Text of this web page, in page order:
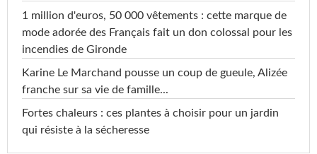
1 million d'euros, 50 000 vêtements : cette marque de
mode adorée des Français fait un don colossal pour les
incendies de Gironde
Karine Le Marchand pousse un coup de gueule, Alizée
franche sur sa vie de famille...
Fortes chaleurs : ces plantes à choisir pour un jardin
qui résiste à la sécheresse